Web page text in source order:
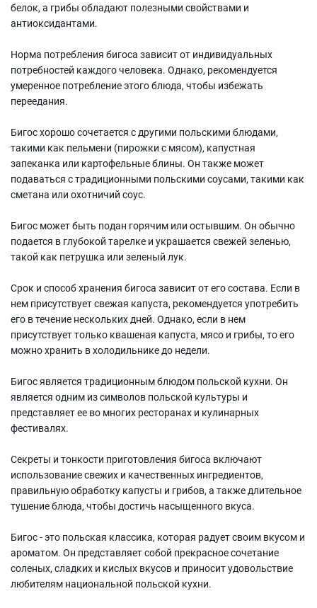
белок, а грибы обладают полезными свойствами и
антиоксидантами.
Норма потребления бигоса зависит от индивидуальных
потребностей каждого человека. Однако, рекомендуется
умеренное потребление этого блюда, чтобы избежать
переедания.
Бигос хорошо сочетается с другими польскими блюдами,
такими как пельмени (пирожки с мясом), капустная
запеканка или картофельные блины. Он также может
подаваться с традиционными польскими соусами, такими как
сметана или охотничий соус.
Бигос может быть подан горячим или остывшим. Он обычно
подается в глубокой тарелке и украшается свежей зеленью,
такой как петрушка или зеленый лук.
Срок и способ хранения бигоса зависит от его состава. Если в
нем присутствует свежая капуста, рекомендуется употребить
его в течение нескольких дней. Однако, если в нем
присутствует только квашеная капуста, мясо и грибы, то его
можно хранить в холодильнике до недели.
Бигос является традиционным блюдом польской кухни. Он
является одним из символов польской культуры и
представляет ее во многих ресторанах и кулинарных
фестивалях.
Секреты и тонкости приготовления бигоса включают
использование свежих и качественных ингредиентов,
правильную обработку капусты и грибов, а также длительное
тушение блюда, чтобы достичь насыщенного вкуса.
Бигос - это польская классика, которая радует своим вкусом и
ароматом. Он представляет собой прекрасное сочетание
соленых, сладких и кислых вкусов и приносит удовольствие
любителям национальной польской кухни.